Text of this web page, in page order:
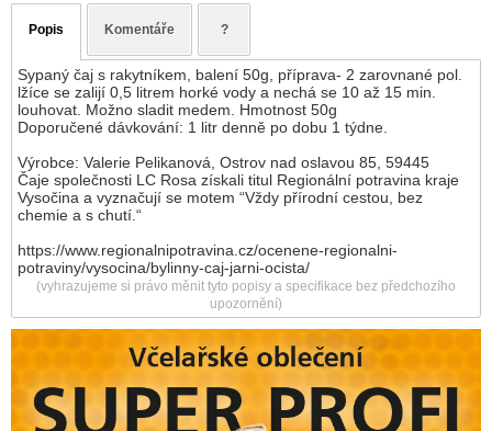
Popis Komentáře ?
Sypaný čaj s rakytníkem, balení 50g, příprava- 2 zarovnané pol.
lžíce se zalijí 0,5 litrem horké vody a nechá se 10 až 15 min.
louhovat. Možno sladit medem. Hmotnost 50g
Doporučené dávkování: 1 litr denně po dobu 1 týdne.
Výrobce: Valerie Pelikanová, Ostrov nad oslavou 85, 59445
Čaje společnosti LC Rosa získali titul Regionální potravina kraje
Vysočina a vyznačují se motem “Vždy přírodní cestou, bez
chemie a s chutí.“
https://www.regionalnipotravina.cz/ocenene-regionalni-
potraviny/vysocina/bylinny-caj-jarni-ocista/
(vyhrazujeme si právo měnit tyto popisy a specifikace bez předchozího
upozornění)